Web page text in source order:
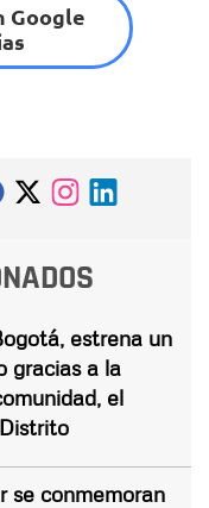
Google
estrena un
gracias a la
el
se conmemoran